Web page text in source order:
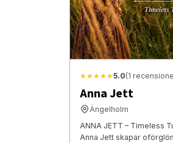
★★★★★5.0(1
Anna Jett
Ängelholm
ANNA JETT – Timeless
Anna Jett skapar